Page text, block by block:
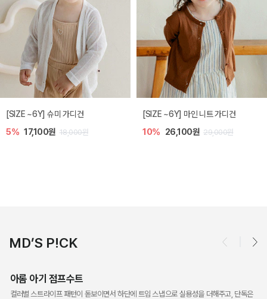
밀라 아기 점프수트
10% 30,600원 34,000원
밀라 아기 셋업
20% 35,200원 44,000원
MD’S P!CK
아롬 아기 점프수트
컬러별 스트라이프 패턴이 돋보이면서 하단에 트임 스냅으로 실용성을 더해주고, 단독은